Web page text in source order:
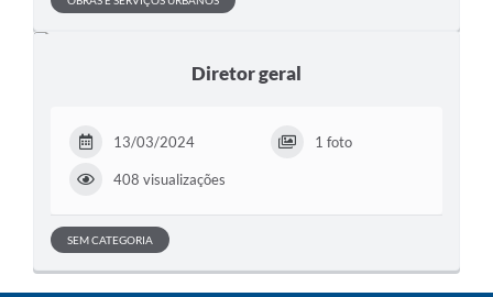
Diretor geral
13/03/2024 1 foto
408 visualizações
SEM CATEGORIA